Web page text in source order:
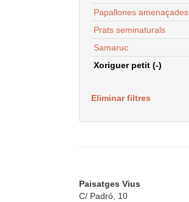
Papallones amenaçades
Prats seminaturals
Samaruc
Xoriguer petit (-)
Eliminar filtres
Paisatges Vius
C/ Padró, 10